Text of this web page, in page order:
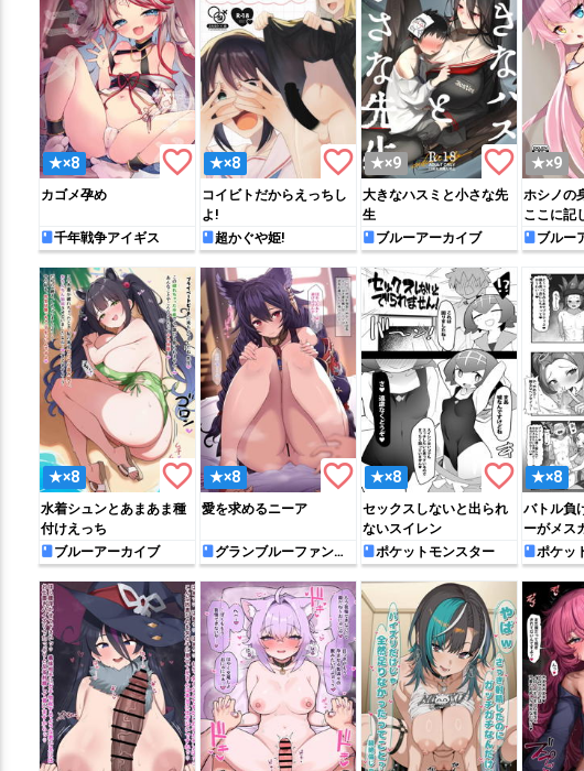
★×8 favorite_border
カゴメ孕め
千年戦争アイギス
★×8 favorite_border
コイビトだからえっちし
よ!
超かぐや姫!
★×9 favorite_border
大きなハスミと小さな先
生
ブルーアーカイブ
★×9
ホシノの
ここに記
ブルー
★×8 favorite_border
水着シュンとあまあま種
付けえっち
ブルーアーカイブ
★×8 favorite_border
愛を求めるニーア
グランブルーファンタ
ジー
★×8 favorite_border
セックスしないと出られ
ないスイレン
ポケットモンスター
★×8
バトル負
ーがメス
責められ
ポケッ